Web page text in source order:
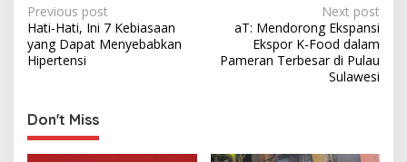
P
o
s
n
a
Previous post
Hati-Hati, Ini 7 Kebiasaan
yang Dapat Menyebabkan
Hipertensi
Next post
aT: Mendorong Ekspansi
Ekspor K-Food dalam
Pameran Terbesar di Pulau
Sulawesi
Don't Miss